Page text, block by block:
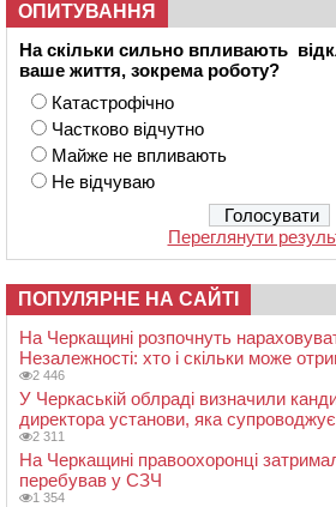
ОПИТУВАННЯ
На скільки сильно впливають
ваше життя, зокрема роботу?
Катастрофічно
Частково відчутно
Майже не впливають
Не відчуваю
Переглянути
ПОПУЛЯРНЕ НА САЙТІ
На Черкащині розпочнуть
Незалежності: хто і скільки може
2 446
У Черкаській облраді визначили
директора установи, яка супроводжує
2 311
На Черкащині правоохоронці
перебував у СЗЧ
1 354